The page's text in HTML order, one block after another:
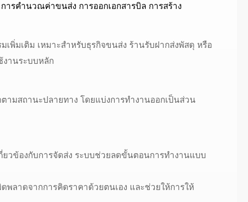
รคำนวณค่าขนส่ง การออกเอกสารบิล การสร้าง
พิ่มเติม เหมาะสำหรับธุรกิจขนส่ง ร้านรับฝากส่งพัสดุ หรือ
งานระบบหลัก
มสถานะปลายทาง โดยแบ่งการทำงานออกเป็นส่วน
วข้องกับการจัดส่ง ระบบช่วยลดขั้นตอนการทำงานแบบ
ลาดจากการคิดราคาด้วยตนเอง และช่วยให้การให้